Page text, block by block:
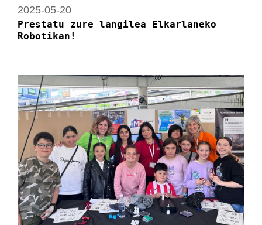
2025-05-20
Prestatu zure langilea Elkarlaneko
Robotikan!